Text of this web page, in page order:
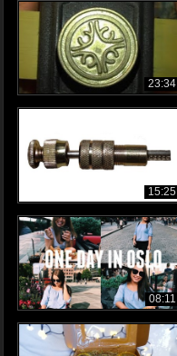
23:34
15:25
08:11